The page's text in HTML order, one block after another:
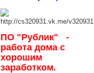
ПО "Рублик" -
работа дома с
хорошим
заработком.